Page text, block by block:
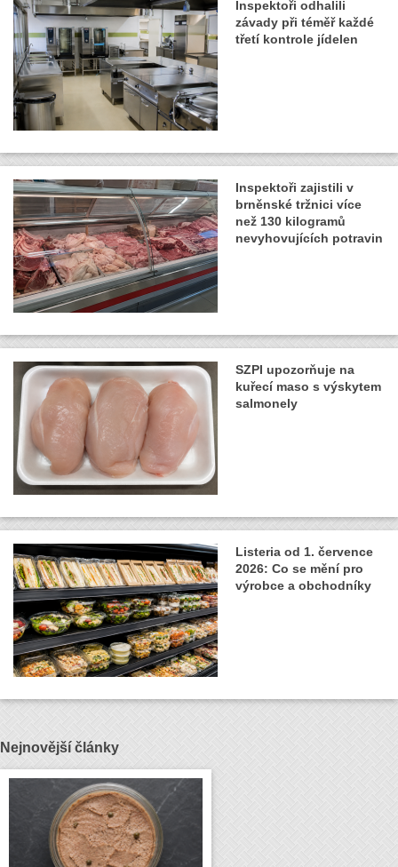
Inspektoři odhalili
závady při téměř každé
třetí kontrole jídelen
Inspektoři zajistili v
brněnské tržnici více
než 130 kilogramů
nevyhovujících potravin
SZPI upozorňuje na
kuřecí maso s výskytem
salmonely
Listeria od 1. července
2026: Co se mění pro
výrobce a obchodníky
Nejnovější články